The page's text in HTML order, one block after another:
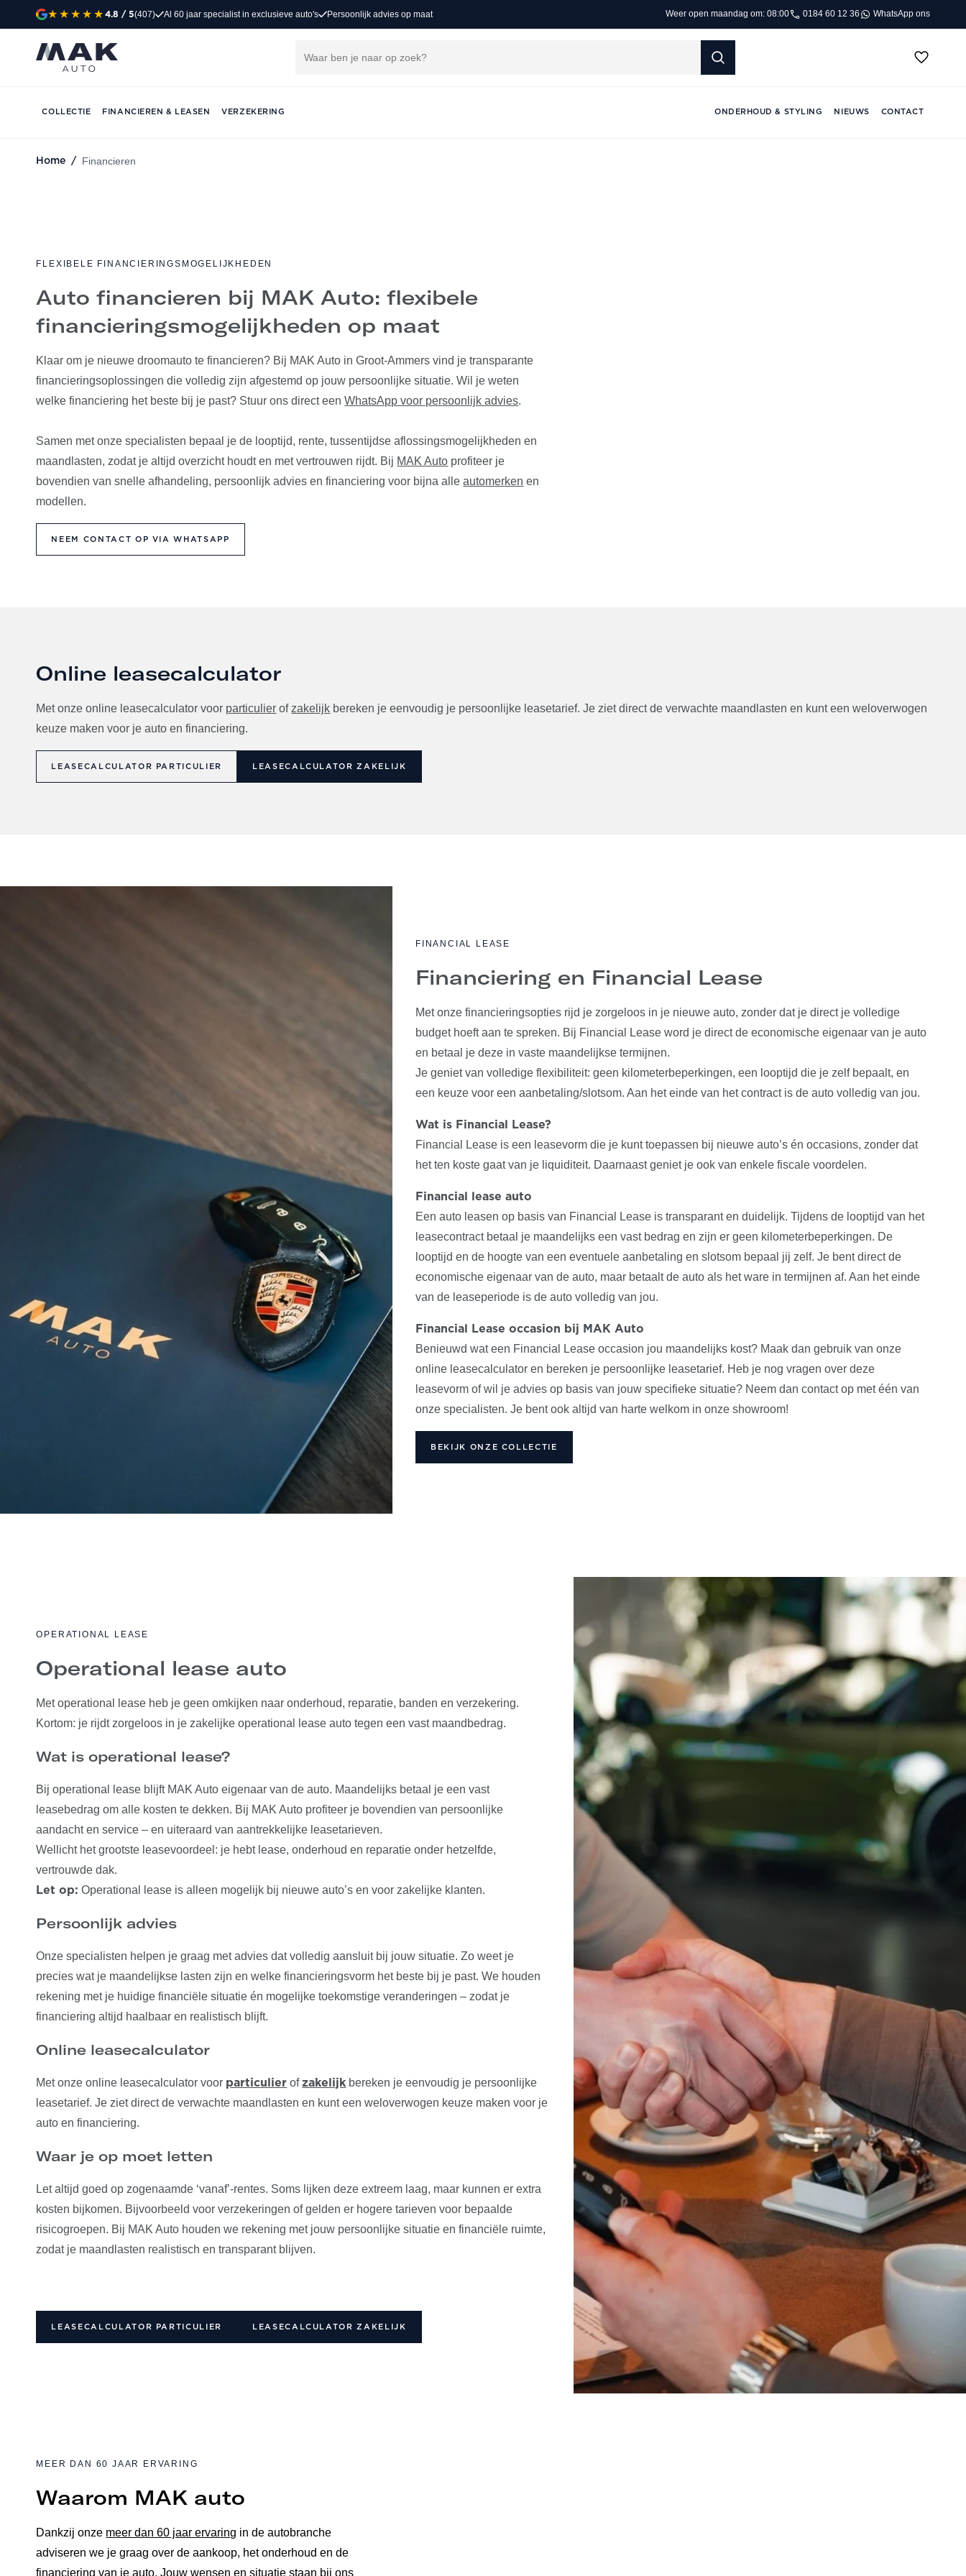
4.8 / 5(407) Al 60 jaar specialist in exclusieve auto's Persoonlijk advies op maat Weer open maandag om: 08:00 0184 60 12 36 WhatsApp ons
COLLECTIE FINANCIEREN & LEASEN VERZEKERING ONDERHOUD & STYLING NIEUWS CONTACT
Home / Financieren
Financiering & lease
Slim financieren, meer rijplezier. Bij MAK Auto vind je een passende lease- of
financieringsoplossing voor zowel particulieren als ondernemers. Persoonlijk advies
FLEXIBELE FINANCIERINGSMOGELIJKHEDEN
Auto financieren bij MAK Auto: flexibele
financieringsmogelijkheden op maat
Klaar om je nieuwe droomauto te financieren? Bij MAK Auto in Groot-Ammers vind je transparante
financieringsoplossingen die volledig zijn afgestemd op jouw persoonlijke situatie. Wil je weten
welke financiering het beste bij je past? Stuur ons direct eenWhatsApp voor persoonlijk advies.
Samen met onze specialisten bepaal je de looptijd, rente, tussentijdse aflossingsmogelijkheden en
maandlasten, zodat je altijd overzicht houdt en met vertrouwen rijdt. Bij MAK Auto profiteer je
bovendien van snelle afhandeling, persoonlijk advies en financiering voor bijna alleautomerken en
modellen.
NEEM CONTACT OP VIA WHATSAPP
Online leasecalculator
Met onze online leasecalculator voor particulier of zakelijk bereken je eenvoudig je persoonlijke leasetarief. Je ziet direct de verwachte maandlasten en kunt een weloverwogen
keuze maken voor je auto en financiering.
LEASECALCULATOR PARTICULIER LEASECALCULATOR ZAKELIJK
FINANCIAL LEASE
Financiering en Financial Lease
Met onze financieringsopties rijd je zorgeloos in je nieuwe auto, zonder dat je direct je volledige
budget hoeft aan te spreken. Bij Financial Lease word je direct de economische eigenaar van je auto
en betaal je deze in vaste maandelijkse termijnen.
Je geniet van volledige flexibiliteit: geen kilometerbeperkingen, een looptijd die je zelf bepaalt, en
een keuze voor een aanbetaling/slotsom. Aan het einde van het contract is de auto volledig van jou.
Wat is Financial Lease?
Financial Lease is een leasevorm die je kunt toepassen bij nieuwe auto’s én occasions, zonder dat
het ten koste gaat van je liquiditeit. Daarnaast geniet je ook van enkele fiscale voordelen.
Financial lease auto
Een auto leasen op basis van Financial Lease is transparant en duidelijk. Tijdens de looptijd van het
leasecontract betaal je maandelijks een vast bedrag en zijn er geen kilometerbeperkingen. De
looptijd en de hoogte van een eventuele aanbetaling en slotsom bepaal jij zelf. Je bent direct de
economische eigenaar van de auto, maar betaalt de auto als het ware in termijnen af. Aan het einde
van de leaseperiode is de auto volledig van jou.
Financial Lease occasion bij MAK Auto
Benieuwd wat een Financial Lease occasion jou maandelijks kost? Maak dan gebruik van onze
online leasecalculator en bereken je persoonlijke leasetarief. Heb je nog vragen over deze
leasevorm of wil je advies op basis van jouw specifieke situatie? Neem dan contact op met één van
onze specialisten. Je bent ook altijd van harte welkom in onze showroom!
BEKIJK ONZE COLLECTIE
OPERATIONAL LEASE
Operational lease auto
Met operational lease heb je geen omkijken naar onderhoud, reparatie, banden en verzekering.
Kortom: je rijdt zorgeloos in je zakelijke operational lease auto tegen een vast maandbedrag.
Wat is operational lease?
Bij operational lease blijft MAK Auto eigenaar van de auto. Maandelijks betaal je een vast
leasebedrag om alle kosten te dekken. Bij MAK Auto profiteer je bovendien van persoonlijke
aandacht en service – en uiteraard van aantrekkelijke leasetarieven.
Wellicht het grootste leasevoordeel: je hebt lease, onderhoud en reparatie onder hetzelfde,
vertrouwde dak.
Let op: Operational lease is alleen mogelijk bij nieuwe auto’s en voor zakelijke klanten.
Persoonlijk advies
Onze specialisten helpen je graag met advies dat volledig aansluit bij jouw situatie. Zo weet je
precies wat je maandelijkse lasten zijn en welke financieringsvorm het beste bij je past. We houden
rekening met je huidige financiële situatie én mogelijke toekomstige veranderingen – zodat je
financiering altijd haalbaar en realistisch blijft.
Online leasecalculator
Met onze online leasecalculator voor particulier ofzakelijk bereken je eenvoudig je persoonlijke
leasetarief. Je ziet direct de verwachte maandlasten en kunt een weloverwogen keuze maken voor je
auto en financiering.
Waar je op moet letten
Let altijd goed op zogenaamde ‘vanaf’-rentes. Soms lijken deze extreem laag, maar kunnen er extra
kosten bijkomen. Bijvoorbeeld voor verzekeringen of gelden er hogere tarieven voor bepaalde
risicogroepen. Bij MAK Auto houden we rekening met jouw persoonlijke situatie en financiële ruimte,
zodat je maandlasten realistisch en transparant blijven.
LEASECALCULATOR PARTICULIER LEASECALCULATOR ZAKELIJK
MEER DAN 60 JAAR ERVARING
Waarom MAK auto
Dankzij onze meer dan 60 jaar ervaring in de autobranche
adviseren we je graag over de aankoop, het onderhoud en de
financiering van je auto. Jouw wensen en situatie staan bij ons